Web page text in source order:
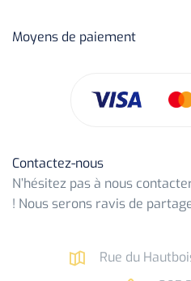
Moyens de paiement
Contactez-nous
N’hésitez pas à nous
! Nous serons ravis de
Rue du